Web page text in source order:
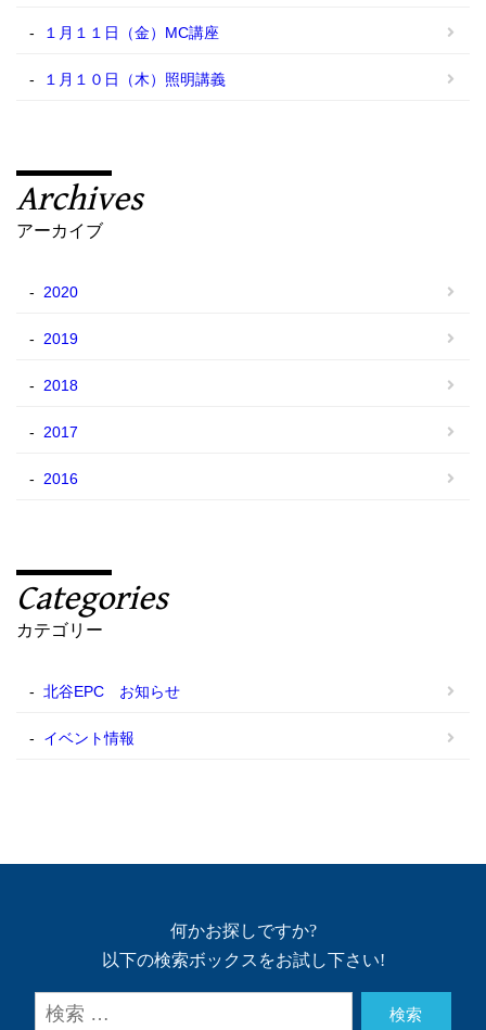
１月１１日（金）MC講座
１月１０日（木）照明講義
Archives
アーカイブ
2020
2019
2018
2017
2016
Categories
カテゴリー
北谷EPC お知らせ
イベント情報
何かお探しですか?
以下の検索ボックスをお試し下さい!
検索